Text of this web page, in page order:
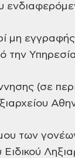
μη
την
(σε
των